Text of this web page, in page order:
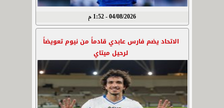
04/08/2026 - 1:52 م
الاتحاد يضم فارس عابدي قادماً من نيوم تعويضاً
لرحيل ميتاي